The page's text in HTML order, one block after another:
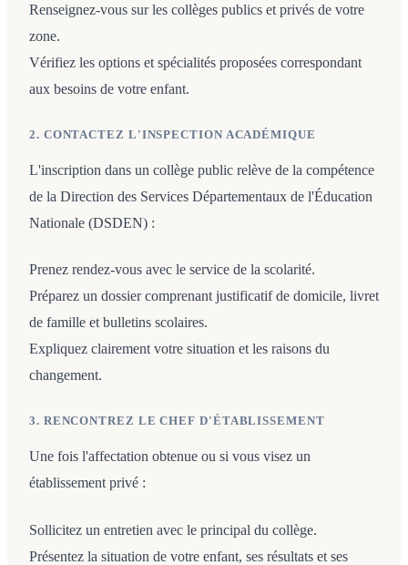
Renseignez-vous sur les collèges publics et privés de votre
zone.
Vérifiez les options et spécialités proposées correspondant
aux besoins de votre enfant.
2. CONTACTEZ L'INSPECTION ACADÉMIQUE
L'inscription dans un collège public relève de la compétence
de la Direction des Services Départementaux de l'Éducation
Nationale (DSDEN) :
Prenez rendez-vous avec le service de la scolarité.
Préparez un dossier comprenant justificatif de domicile, livret
de famille et bulletins scolaires.
Expliquez clairement votre situation et les raisons du
changement.
3. RENCONTREZ LE CHEF D'ÉTABLISSEMENT
Une fois l'affectation obtenue ou si vous visez un
établissement privé :
Sollicitez un entretien avec le principal du collège.
Présentez la situation de votre enfant, ses résultats et ses